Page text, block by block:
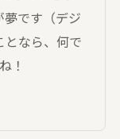
です（デジ
となら、何で
！